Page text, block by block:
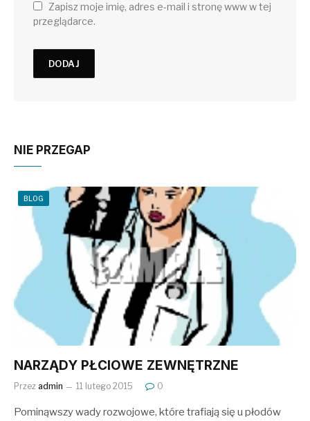
Zapisz moje imię, adres e-mail i stronę www w tej
przeglądarce.
NIE PRZEGAP
BLOG
NARZĄDY PŁCIOWE ZEWNĘTRZNE
Przez admin 11 lutego 2015 0
Pominąwszy wady rozwojowe, które trafiają się u płodów